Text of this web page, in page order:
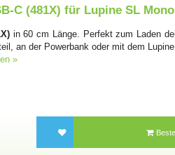
C (481X) für Lupine SL Mono
in 60 cm Länge. Perfekt zum Laden
an der Powerbank oder mit dem
»